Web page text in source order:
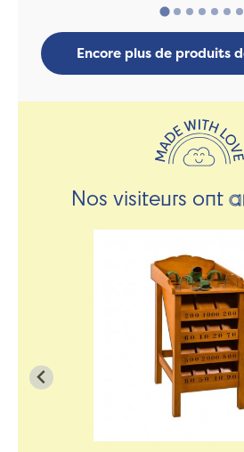
Encore plus de produits
Nos visiteurs ont